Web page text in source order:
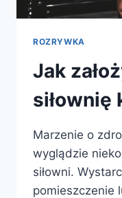
ROZRYWKA
Jak
siłownię
Marzenie o
wyglądzie
siłowni.
pomieszczenie